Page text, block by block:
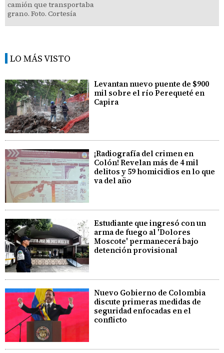
LO MÁS VISTO
Levantan nuevo puente de $900
mil sobre el río Perequeté en
Capira
¡Radiografía del crimen en
Colón! Revelan más de 4 mil
delitos y 59 homicidios en lo que
va del año
Estudiante que ingresó con un
arma de fuego al 'Dolores
Moscote' permanecerá bajo
detención provisional
Nuevo Gobierno de Colombia
discute primeras medidas de
seguridad enfocadas en el
conflicto